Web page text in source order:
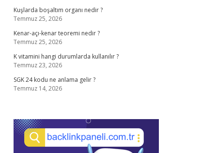
Kuşlarda boşaltım organı nedir ?
Temmuz 25, 2026
Kenar-açı-kenar teoremi nedir ?
Temmuz 25, 2026
K vitamini hangi durumlarda kullanılır ?
Temmuz 23, 2026
SGK 24 kodu ne anlama gelir ?
Temmuz 14, 2026